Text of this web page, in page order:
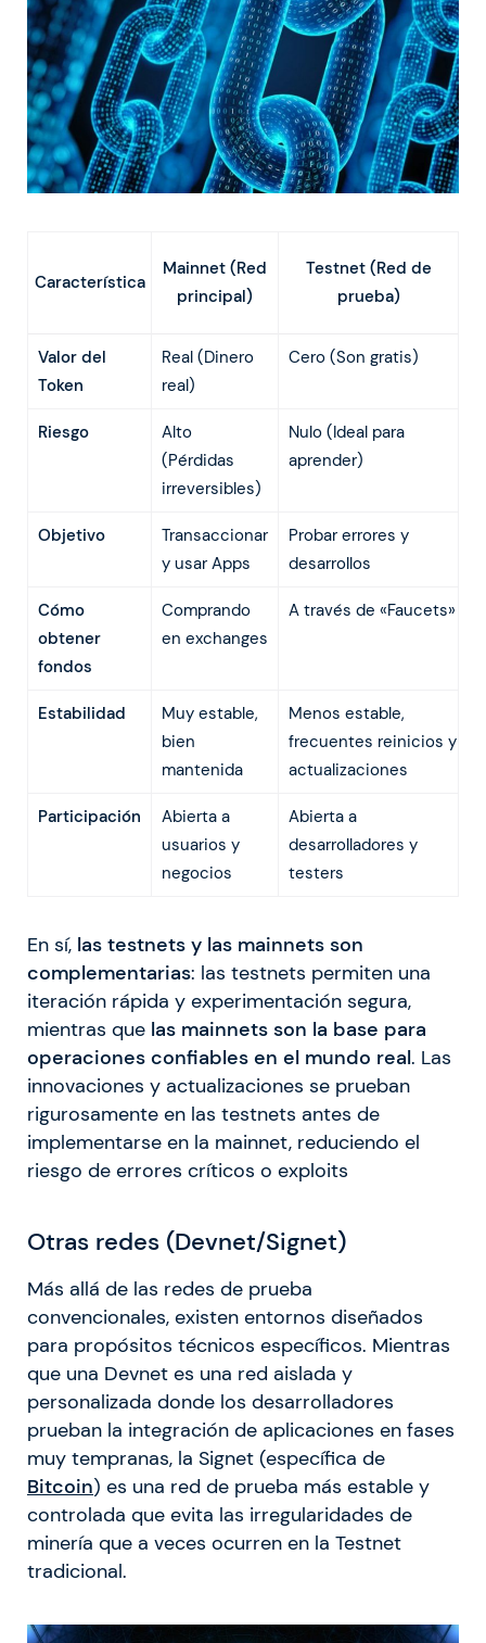
Característica
Mainnet (Red
principal)
Testnet (Red de
prueba)
Valor del
Token
Real (Dinero
real)
Cero (Son gratis)
Riesgo
Alto
(Pérdidas
irreversibles)
Nulo (Ideal para
aprender)
Objetivo
Transaccionar
y usar Apps
Probar errores y
desarrollos
Cómo
obtener
fondos
Comprando
en exchanges
A través de «Faucets»
Estabilidad
Muy estable,
bien
mantenida
Menos estable,
frecuentes reinicios y
actualizaciones
Participación
Abierta a
usuarios y
negocios
Abierta a
desarrolladores y
testers
En sí, las testnets y las mainnets son
complementarias: las testnets permiten una
iteración rápida y experimentación segura,
mientras que las mainnets son la base para
operaciones confiables en el mundo real. Las
innovaciones y actualizaciones se prueban
rigurosamente en las testnets antes de
implementarse en la mainnet, reduciendo el
riesgo de errores críticos o exploits
Otras redes (Devnet/Signet)
Más allá de las redes de prueba
convencionales, existen entornos diseñados
para propósitos técnicos específicos. Mientras
que una Devnet es una red aislada y
personalizada donde los desarrolladores
prueban la integración de aplicaciones en fases
muy tempranas, la Signet (específica de
Bitcoin) es una red de prueba más estable y
controlada que evita las irregularidades de
minería que a veces ocurren en la Testnet
tradicional.